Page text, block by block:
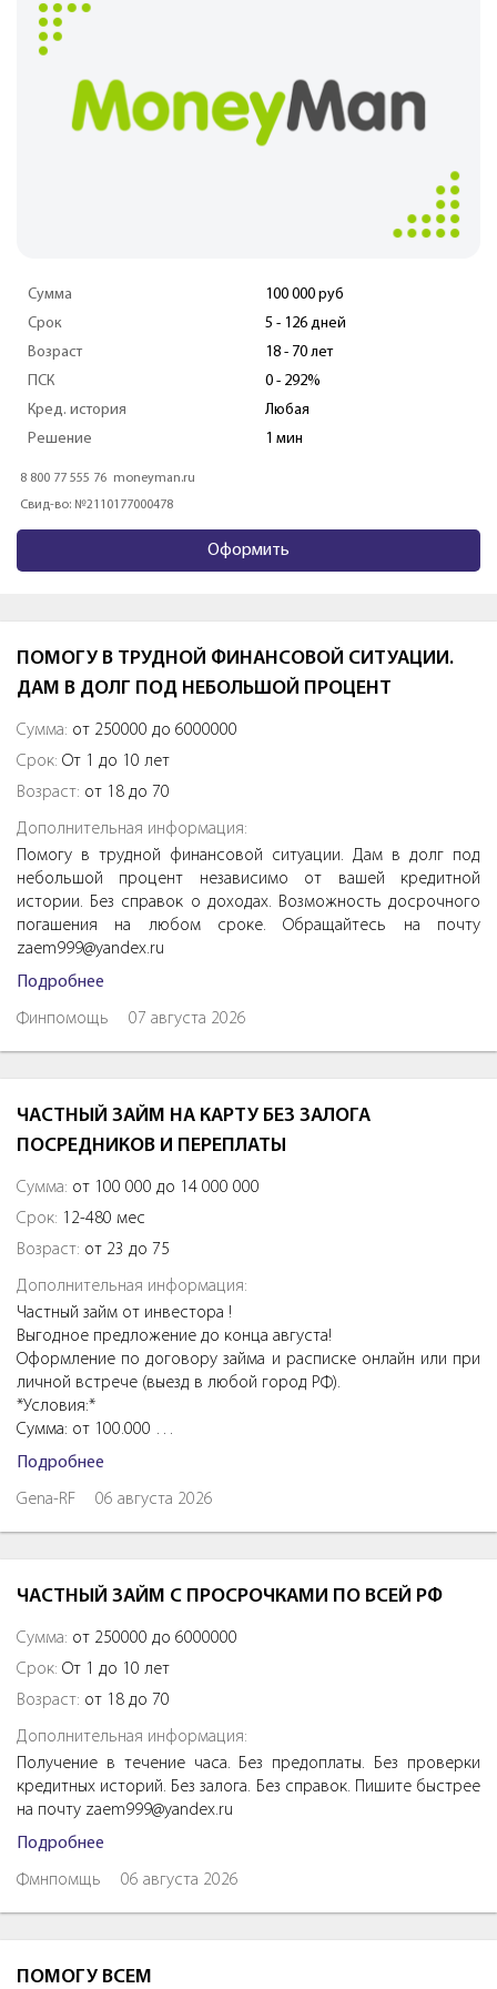
Сумма
100 000 руб
Срок
17 - 179 дн.
Возраст
18 - 80 лет
ПСК
0 - 292%
Кред. история
Любая
Решение
5 мин.
8 800 700 74 24 dengisrazy.ru
Свид-во: №1703020008232
Оформить
ПОМОГУ В ТРУДНОЙ ФИНАНСОВОЙ СИТУАЦИИ.
ДАМ В ДОЛГ ПОД НЕБОЛЬШОЙ ПРОЦЕНТ
Сумма: от 250000 до 6000000
Срок: От 1 до 10 лет
Возраст: от 18 до 70
Дополнительная информация:
Помогу в трудной финансовой ситуации. Дам в долг под
небольшой процент независимо от вашей кредитной
истории. Без справок о доходах. Возможность досрочного
погашения на любом сроке. Обращайтесь на почту
zaem999@yandex.ru
Подробнее
Финпомощь 07 августа 2026
ЧАСТНЫЙ ЗАЙМ НА КАРТУ БЕЗ ЗАЛОГА
ПОСРЕДНИКОВ И ПЕРЕПЛАТЫ
Сумма: от 100 000 до 14 000 000
Срок: 12-480 мес
Возраст: от 23 до 75
Дополнительная информация:
Частный займ от инвестора !
Выгодное предложение до конца августа!
Оформление по договору займа и расписке онлайн или при
личной встрече (выезд в любой город РФ).
*Условия:*
Сумма: от 100.000 …
Подробнее
Gena-RF 06 августа 2026
ЧАСТНЫЙ ЗАЙМ С ПРОСРОЧКАМИ ПО ВСЕЙ РФ
Сумма: от 250000 до 6000000
Срок: От 1 до 10 лет
Возраст: от 18 до 70
Дополнительная информация:
Получение в течение часа. Без предоплаты. Без проверки
кредитных историй. Без залога. Без справок. Пишите быстрее
на почту zaem999@yandex.ru
Подробнее
Фмнпомщь 06 августа 2026
ПОМОГУ ВСЕМ